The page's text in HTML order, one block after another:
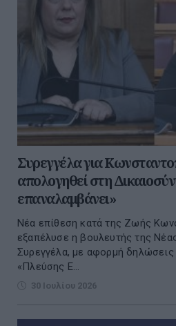
Συρεγγέλα για
απολογηθεί στη
επαναλαμβάνει»
Νέα επίθεση κατά της Ζωής
εξαπέλυσε η βουλευτής της
Συρεγγέλα, με αφορμή
«Πλεύσης Ε...
30 Ιουλίου 2026